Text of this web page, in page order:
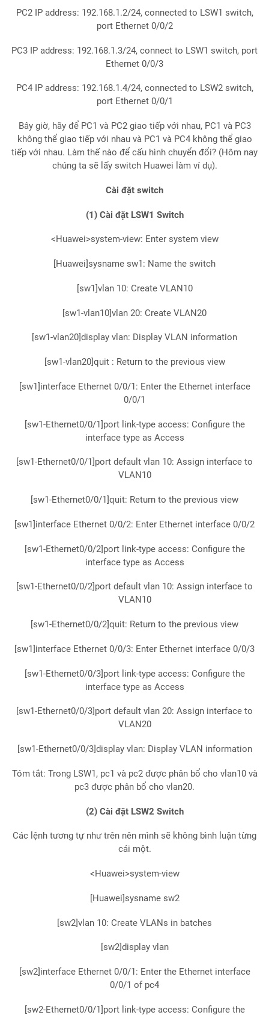
PC2 IP address: 192.168.1.2/24, connected to LSW1 switch,
port Ethernet 0/0/2
PC3 IP address: 192.168.1.3/24, connect to LSW1 switch, port
Ethernet 0/0/3
PC4 IP address: 192.168.1.4/24, connected to LSW2 switch,
port Ethernet 0/0/1
Bây giờ, hãy để PC1 và PC2 giao tiếp với nhau, PC1 và PC3
không thể giao tiếp với nhau và PC1 và PC4 không thể giao
tiếp với nhau. Làm thế nào để cấu hình chuyển đổi? (Hôm nay
chúng ta sẽ lấy switch Huawei làm ví dụ).
Cài đặt switch
(1) Cài đặt LSW1 Switch
<Huawei>system-view: Enter system view
[Huawei]sysname sw1: Name the switch
[sw1]vlan 10: Create VLAN10
[sw1-vlan10]vlan 20: Create VLAN20
[sw1-vlan20]display vlan: Display VLAN information
[sw1-vlan20]quit : Return to the previous view
[sw1]interface Ethernet 0/0/1: Enter the Ethernet interface
0/0/1
[sw1-Ethernet0/0/1]port link-type access: Configure the
interface type as Access
[sw1-Ethernet0/0/1]port default vlan 10: Assign interface to
VLAN10
[sw1-Ethernet0/0/1]quit: Return to the previous view
[sw1]interface Ethernet 0/0/2: Enter Ethernet interface 0/0/2
[sw1-Ethernet0/0/2]port link-type access: Configure the
interface type as Access
[sw1-Ethernet0/0/2]port default vlan 10: Assign interface to
VLAN10
[sw1-Ethernet0/0/2]quit: Return to the previous view
[sw1]interface Ethernet 0/0/3: Enter Ethernet interface 0/0/3
[sw1-Ethernet0/0/3]port link-type access: Configure the
interface type as Access
[sw1-Ethernet0/0/3]port default vlan 20: Assign interface to
VLAN20
[sw1-Ethernet0/0/3]display vlan: Display VLAN information
Tóm tắt: Trong LSW1, pc1 và pc2 được phân bổ cho vlan10 và
pc3 được phân bổ cho vlan20.
(2) Cài đặt LSW2 Switch
Các lệnh tương tự như trên nên mình sẽ không bình luận từng
cái một.
<Huawei>system-view
[Huawei]sysname sw2
[sw2]vlan 10: Create VLANs in batches
[sw2]display vlan
[sw2]interface Ethernet 0/0/1: Enter the Ethernet interface
0/0/1 of pc4
[sw2-Ethernet0/0/1]port link-type access: Configure the